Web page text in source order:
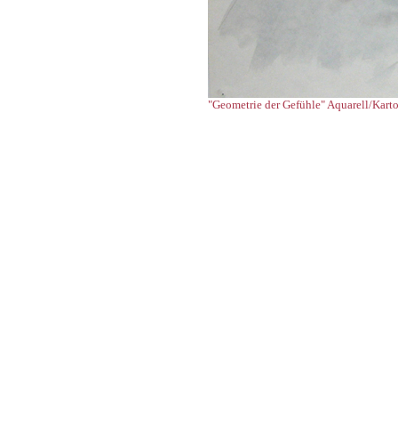
"Geometrie der Gefühle" Aquarell/